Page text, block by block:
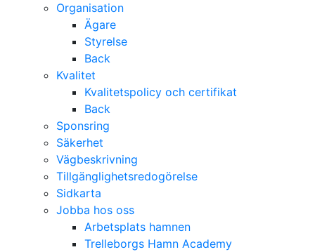
Organisation
Ägare
Styrelse
Back
Kvalitet
Kvalitetspolicy och certifikat
Back
Sponsring
Säkerhet
Vägbeskrivning
Tillgänglighetsredogörelse
Sidkarta
Jobba hos oss
Arbetsplats hamnen
Trelleborgs Hamn Academy